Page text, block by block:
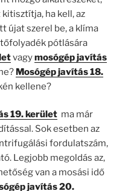
ha kell, az
újat szerel be, a klíma
pótlására
vagymosógép javítás
Mosógép javítás 18.
kellene?
19. kerület ma már
Sok esetben az
fordulatszám,
Legjobb megoldás az,
van a mosási idő
javítás 20.